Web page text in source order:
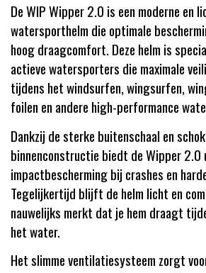
De WIP Wipper 2.0 is een moderne en
watersporthelm die optimale
hoog draagcomfort. Deze helm is
actieve watersporters die maximale
tijdens het windsurfen, wingsurfen,
foilen en andere high-performance
Dankzij de sterke buitenschaal en
binnenconstructie biedt de Wipper 2.0
impactbescherming bij crashes en
Tegelijkertijd blijft de helm licht en
nauwelijks merkt dat je hem draagt
het water.
Het slimme ventilatiesysteem zorgt